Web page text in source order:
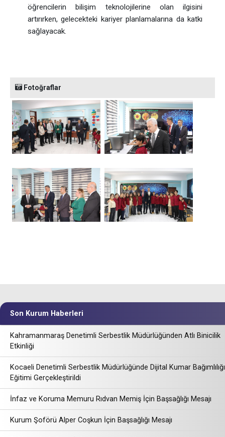
öğrencilerin bilişim teknolojilerine olan ilgisini
artırırken, gelecekteki kariyer planlamalarına da katkı
sağlayacak.
Fotoğraflar
Son Kurum Haberleri
Kahramanmaraş Denetimli Serbestlik Müdürlüğünden Atlı Binicilik
Etkinliği
Kocaeli Denetimli Serbestlik Müdürlüğünde Dijital Kumar Bağımlılığı
Eğitimi Gerçekleştirildi
İnfaz ve Koruma Memuru Rıdvan Memiş İçin Başsağlığı Mesajı
Kurum Şoförü Alper Coşkun İçin Başsağlığı Mesajı